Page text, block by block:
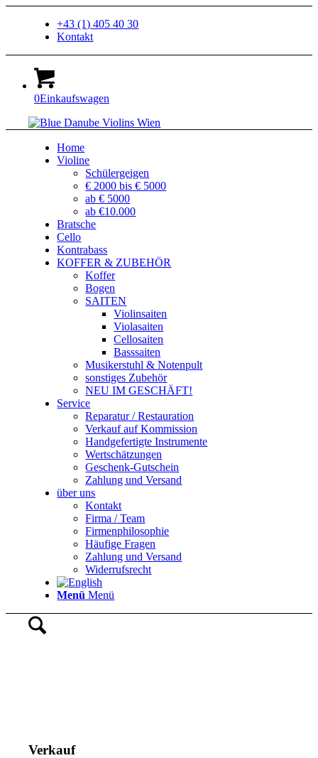
+43 (1) 405 40 30
Kontakt
0Einkaufswagen
Home
Violine
Schülergeigen
€ 2000 bis € 5000
ab € 5000
ab €10.000
Bratsche
Cello
Kontrabass
KOFFER & ZUBEHÖR
Koffer
Bogen
SAITEN
Violinsaiten
Violasaiten
Cellosaiten
Basssaiten
Musikerstuhl & Notenpult
sonstiges Zubehör
NEU IM GESCHÄFT!
Service
Reparatur / Restauration
Verkauf auf Kommission
Handgefertigte Instrumente
Wertschätzungen
Geschenk-Gutschein
Zahlung und Versand
über uns
Kontakt
Firma / Team
Firmenphilosophie
Häufige Fragen
Zahlung und Versand
Widerrufsrecht
Menü Menü
Verkauf